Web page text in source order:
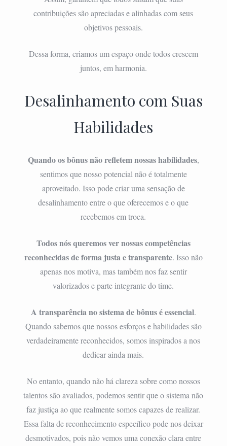
contribuições são apreciadas e alinhadas com seus
objetivos pessoais.
Dessa forma, criamos um espaço onde todos crescem
juntos, em harmonia.
Desalinhamento com Suas
Habilidades
Quando os bônus não refletem nossas habilidades,
sentimos que nosso potencial não é totalmente
aproveitado. Isso pode criar uma sensação de
desalinhamento entre o que oferecemos e o que
recebemos em troca.
Todos nós queremos ver nossas competências
reconhecidas de forma justa e transparente. Isso não
apenas nos motiva, mas também nos faz sentir
valorizados e parte integrante do time.
A transparência no sistema de bônus é essencial.
Quando sabemos que nossos esforços e habilidades são
verdadeiramente reconhecidos, somos inspirados a nos
dedicar ainda mais.
No entanto, quando não há clareza sobre como nossos
talentos são avaliados, podemos sentir que o sistema não
faz justiça ao que realmente somos capazes de realizar.
Essa falta de reconhecimento específico pode nos deixar
desmotivados, pois não vemos uma conexão clara entre